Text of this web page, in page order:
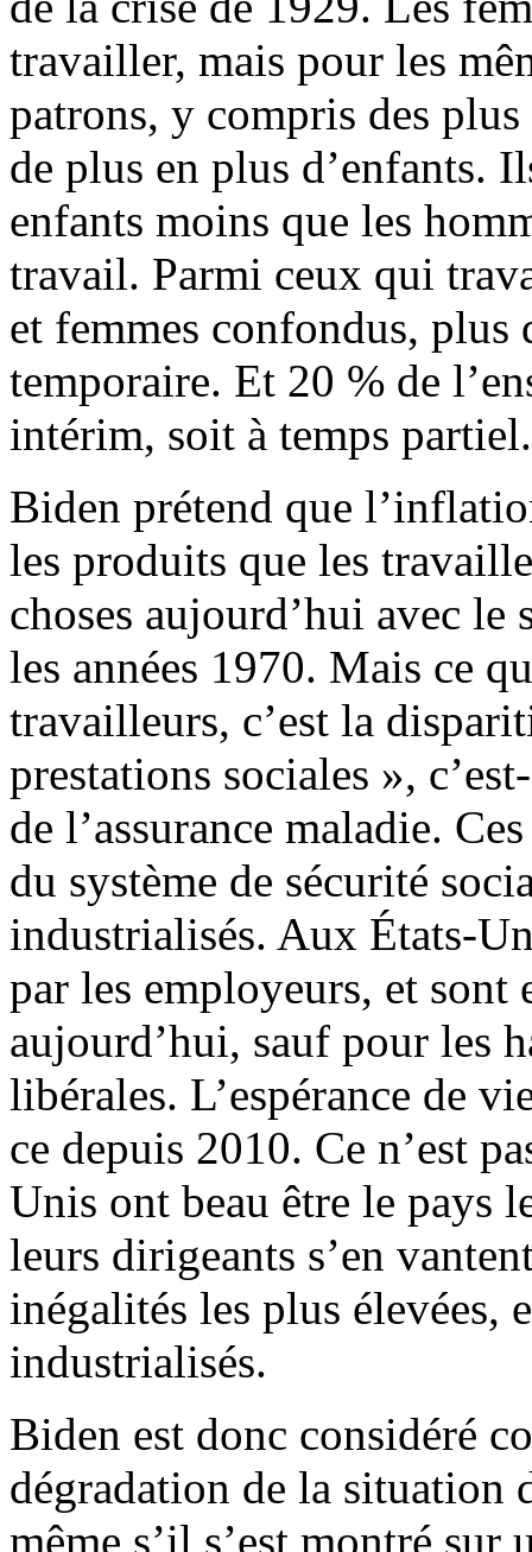
travailler, mais pour les
patrons, y compris des plus
de plus en plus d’enfants.
enfants moins que les
travail. Parmi ceux qui
et femmes confondus,
temporaire. Et 20 % de
intérim, soit à temps partiel.
Biden prétend que
les produits que les
choses aujourd’hui avec le
les années 1970. Mais ce
travailleurs, c’est la
prestations sociales »,
de l’assurance maladie.
du système de sécurité
industrialisés. Aux États-
par les employeurs, et sont
aujourd’hui, sauf pour les
libérales. L’espérance de
ce depuis 2010. Ce n’est
Unis ont beau être le pays
leurs dirigeants s’en
inégalités les plus élevées,
industrialisés.
Biden est donc considéré
dégradation de la situation
même s’il s’est montré